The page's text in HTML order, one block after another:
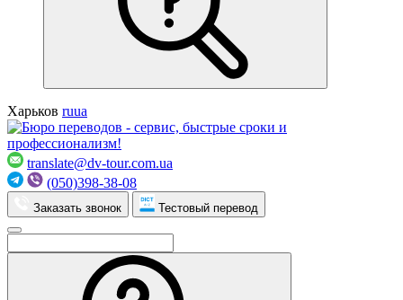
Харьков ruua
translate@dv-tour.com.ua
(050)398-38-08
Заказать звонок Тестовый перевод